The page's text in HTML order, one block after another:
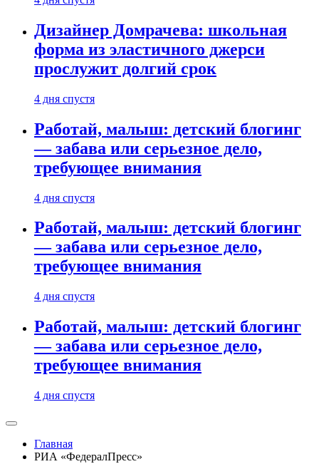
Дизайнер Домрачева: школьная
форма из эластичного джерси
прослужит долгий срок
4 дня спустя
Работай, малыш: детский блогинг
— забава или серьезное дело,
требующее внимания
4 дня спустя
Работай, малыш: детский блогинг
— забава или серьезное дело,
требующее внимания
4 дня спустя
Работай, малыш: детский блогинг
— забава или серьезное дело,
требующее внимания
4 дня спустя
Главная
РИА «ФедералПресс»